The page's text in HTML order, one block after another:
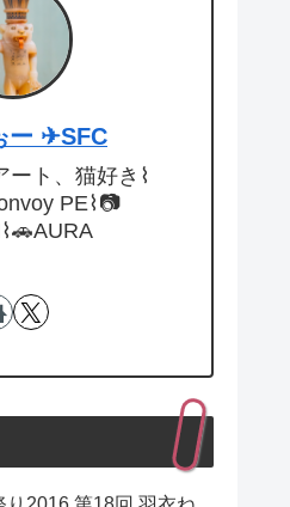
ー ✈︎SFC
ート、猫好き⌇
PE⌇📷